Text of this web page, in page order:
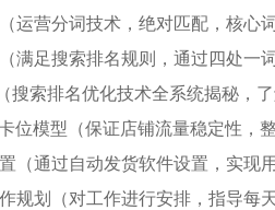
运营分词技术，绝对匹配，核心
满足搜索排名规则，通过四处一
搜索排名优化技术全系统揭秘，
位模型（保证店铺流量稳定性，
（通过自动发货软件设置，实现
规划（对工作进行安排，指导每天